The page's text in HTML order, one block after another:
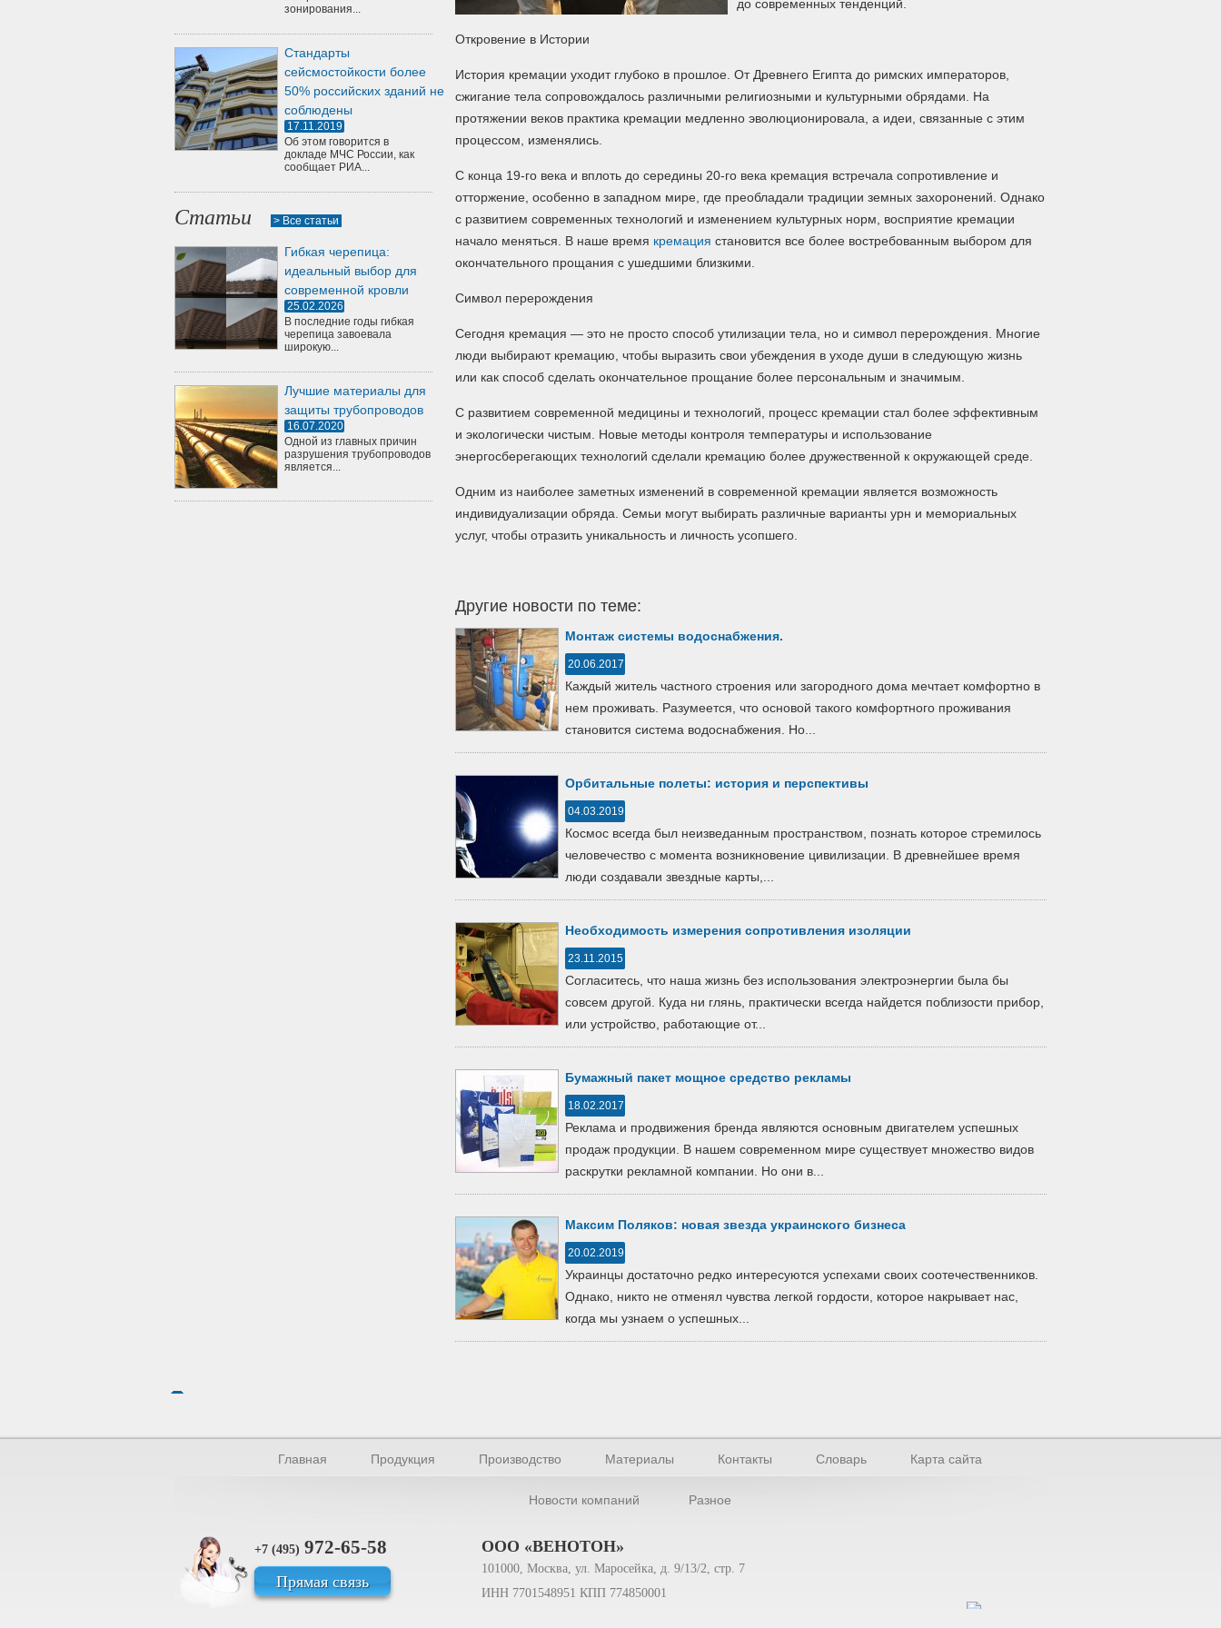
зонирования...
Стандарты
сейсмостойкости более
50% российских зданий не
соблюдены
17.11.2019
Об этом говорится в
докладе МЧС России, как
сообщает РИА...
Статьи > Все статьи
Гибкая черепица:
идеальный выбор для
современной кровли
25.02.2026
В последние годы гибкая
черепица завоевала
широкую...
Лучшие материалы для
защиты трубопроводов
16.07.2020
Одной из главных причин
разрушения трубопроводов
является...
до современных тенденций.
Откровение в Истории
История кремации уходит глубоко в прошлое. От Древнего Египта до римских императоров,
сжигание тела сопровождалось различными религиозными и культурными обрядами. На
протяжении веков практика кремации медленно эволюционировала, а идеи, связанные с этим
процессом, изменялись.
С конца 19-го века и вплоть до середины 20-го века кремация встречала сопротивление и
отторжение, особенно в западном мире, где преобладали традиции земных захоронений. Однако
с развитием современных технологий и изменением культурных норм, восприятие кремации
начало меняться. В наше время кремация становится все более востребованным выбором для
окончательного прощания с ушедшими близкими.
Символ перерождения
Сегодня кремация — это не просто способ утилизации тела, но и символ перерождения. Многие
люди выбирают кремацию, чтобы выразить свои убеждения в уходе души в следующую жизнь
или как способ сделать окончательное прощание более персональным и значимым.
С развитием современной медицины и технологий, процесс кремации стал более эффективным
и экологически чистым. Новые методы контроля температуры и использование
энергосберегающих технологий сделали кремацию более дружественной к окружающей среде.
Одним из наиболее заметных изменений в современной кремации является возможность
индивидуализации обряда. Семьи могут выбирать различные варианты урн и мемориальных
услуг, чтобы отразить уникальность и личность усопшего.
Другие новости по теме:
Монтаж системы водоснабжения.
20.06.2017
Каждый житель частного строения или загородного дома мечтает комфортно в
нем проживать. Разумеется, что основой такого комфортного проживания
становится система водоснабжения. Но...
Орбитальные полеты: история и перспективы
04.03.2019
Космос всегда был неизведанным пространством, познать которое стремилось
человечество с момента возникновение цивилизации. В древнейшее время
люди создавали звездные карты,...
Необходимость измерения сопротивления изоляции
23.11.2015
Согласитесь, что наша жизнь без использования электроэнергии была бы
совсем другой. Куда ни глянь, практически всегда найдется поблизости прибор,
или устройство, работающие от...
Бумажный пакет мощное средство рекламы
18.02.2017
Реклама и продвижения бренда являются основным двигателем успешных
продаж продукции. В нашем современном мире существует множество видов
раскрутки рекламной компании. Но они в...
Максим Поляков: новая звезда украинского бизнеса
20.02.2019
Украинцы достаточно редко интересуются успехами своих соотечественников.
Однако, никто не отменял чувства легкой гордости, которое накрывает нас,
когда мы узнаем о успешных...
Главная Продукция Производство Материалы Контакты Словарь Карта сайта
Новости компаний Разное
+7 (495) 972-65-58
Прямая связь
ООО «ВЕНОТОН»
101000, Москва, ул. Маросейка, д. 9/13/2, стр. 7
ИНН 7701548951 КПП 774850001